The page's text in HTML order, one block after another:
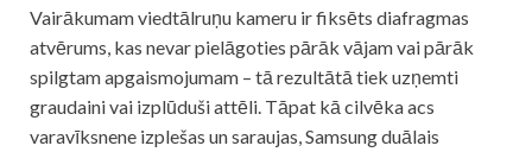
Vairākumam viedtālruņu kameru ir fiksēts diafragmas
atvērums, kas nevar pielāgoties pārāk vājam vai pārāk
spilgtam apgaismojumam – tā rezultātā tiek uzņemti
graudaini vai izplūduši attēli. Tāpat kā cilvēka acs
varavīksnene izplešas un saraujas, Samsung duālais